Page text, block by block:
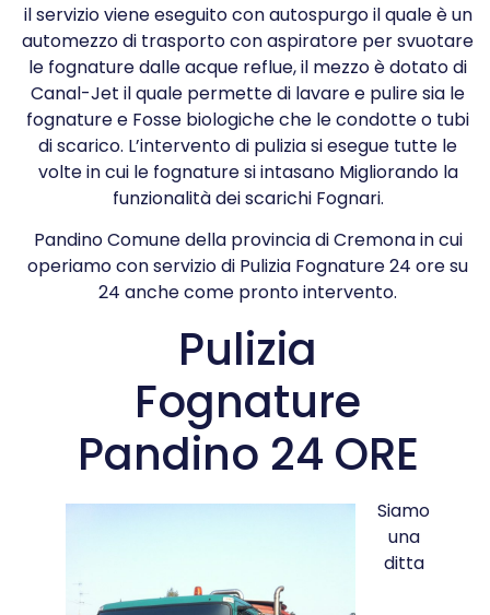
il servizio viene eseguito con autospurgo il quale è un
automezzo di trasporto con aspiratore per svuotare
le fognature dalle acque reflue, il mezzo è dotato di
Canal-Jet il quale permette di lavare e pulire sia le
fognature e Fosse biologiche che le condotte o tubi
di scarico. L’intervento di pulizia si esegue tutte le
volte in cui le fognature si intasano Migliorando la
funzionalità dei scarichi Fognari.
Pandino Comune della provincia di Cremona in cui
operiamo con servizio di Pulizia Fognature 24 ore su
24 anche come pronto intervento.
Pulizia
Fognature
Pandino 24 ORE
Siamo
una
ditta